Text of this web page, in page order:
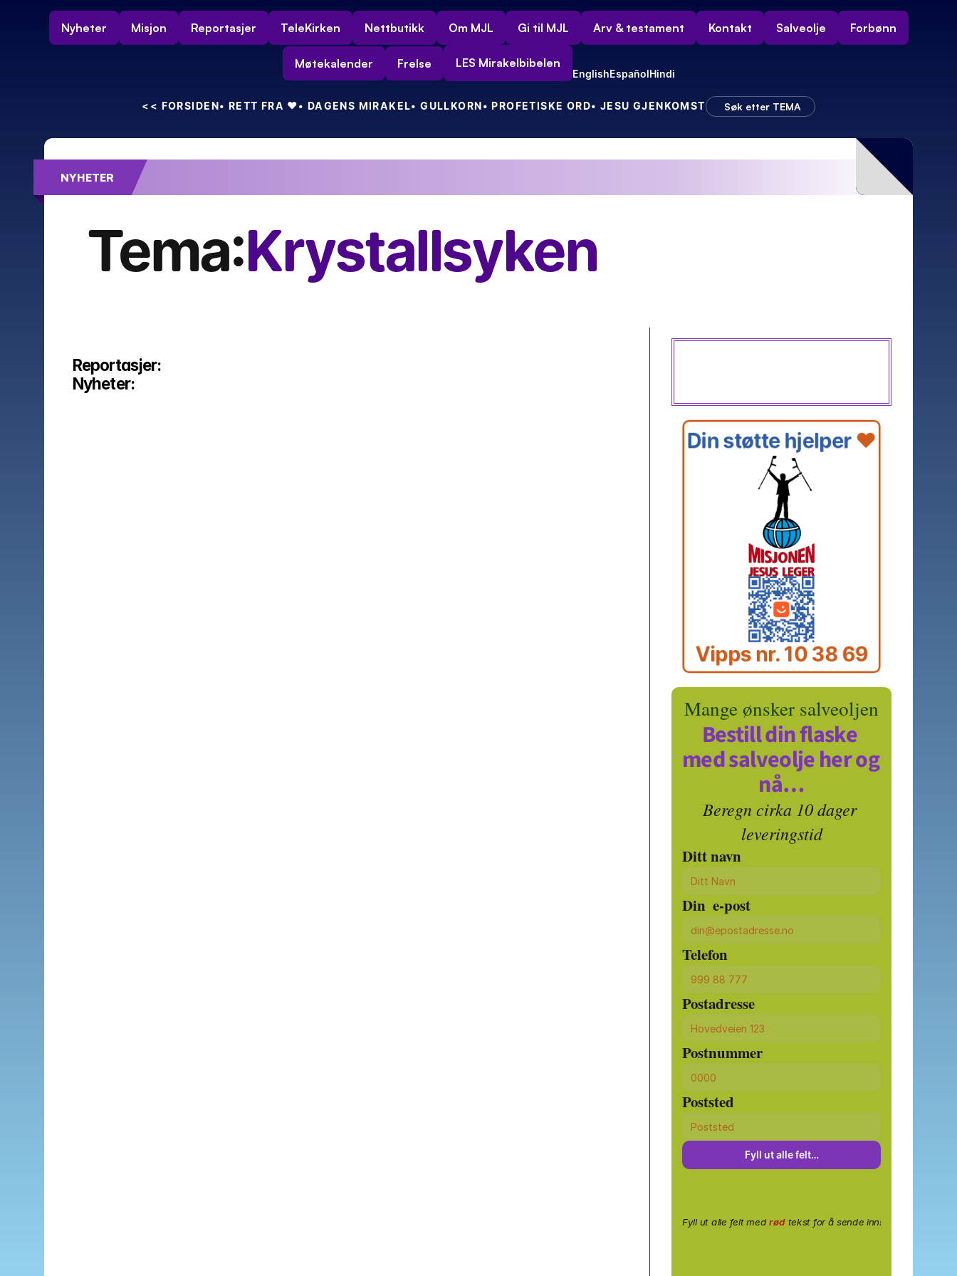
Nyheter Misjon Reportasjer TeleKirken Nettbutikk Om MJL Gi til MJL Arv & testament Kontakt Salveolje Forbønn
Møtekalender Frelse LES Mirakelbibelen
EnglishEspañolHindi
<< FORSIDEN• RETT FRA ❤️• DAGENS MIRAKEL• GULLKORN• PROFETISKE ORD• JESU GJENKOMST Søk etter TEMA
NYHETER Feiret 55-års bryllupsdag – med kraft! Da dukket elektriker Rudolf opp!
Tema:Krystallsyken
Reportasjer:
Nyheter:
Din støtte hjelper ❤️
Vipps nr. 10 38 69
Mange ønsker salveoljen
Bestill din flaske
med salveolje her og
nå…
Beregn cirka 10 dager
leveringstid
Ditt navn
Din  e-post
Telefon
Postadresse
Postnummer
Poststed
Fyll ut alle felt…
Fyll ut alle felt med rødtekst for å sende inn!